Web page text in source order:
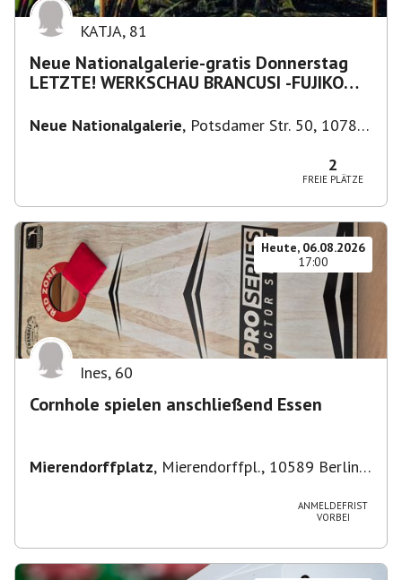
KATJA, 81
Neue Nationalgalerie-gratis Donnerstag
LETZTE! WERKSCHAU BRANCUSI -FUJIKO
Neue Nationalgalerie, Potsdamer Str. 50, 10785
2
FREIE PLÄTZE
Heute, 06.08.2026
17:00
Ines, 60
Cornhole spielen anschließend Essen
Mierendorffplatz, Mierendorffpl., 10589 Berlin-
ANMELDEFRIST
VORBEI